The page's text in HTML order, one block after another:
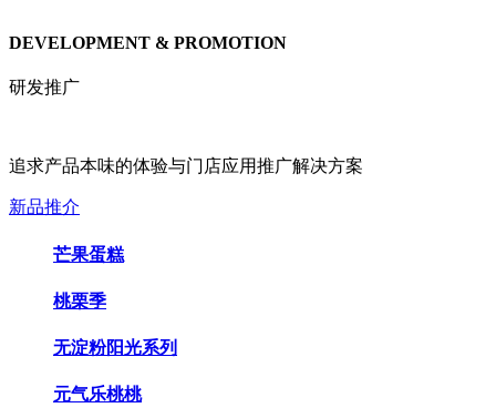
DEVELOPMENT & PROMOTION
研发推广
追求产品本味的体验与门店应用推广解决方案
新品推介
芒果蛋糕
桃栗季
无淀粉阳光系列
元气乐桃桃